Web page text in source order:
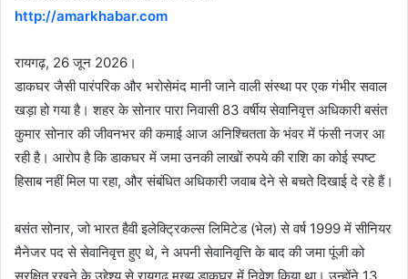
http://amarkhabar.com
रायगढ़, 26 जून 2026।
डाकघर जैसी पारंपरिक और भरोसेमंद मानी जाने वाली संस्था पर एक गंभीर सवाल
खड़ा हो गया है। शहर के सोनार पारा निवासी 83 वर्षीय सेवानिवृत्त अधिकारी बसंत
कुमार सोनार की जीवनभर की कमाई आज अनिश्चितता के भंवर में फंसी नजर आ
रही है। आरोप है कि डाकघर में जमा उनकी लाखों रुपये की राशि का कोई स्पष्ट
हिसाब नहीं मिल पा रहा, और संबंधित अधिकारी जवाब देने से बचते दिखाई दे रहे हैं।
बसंत सोनार, जो भारत हैवी इलेक्ट्रिकल्स लिमिटेड (भेल) से वर्ष 1999 में सीनियर
मैनेजर पद से सेवानिवृत्त हुए थे, ने अपनी सेवानिवृत्ति के बाद की जमा पूंजी को